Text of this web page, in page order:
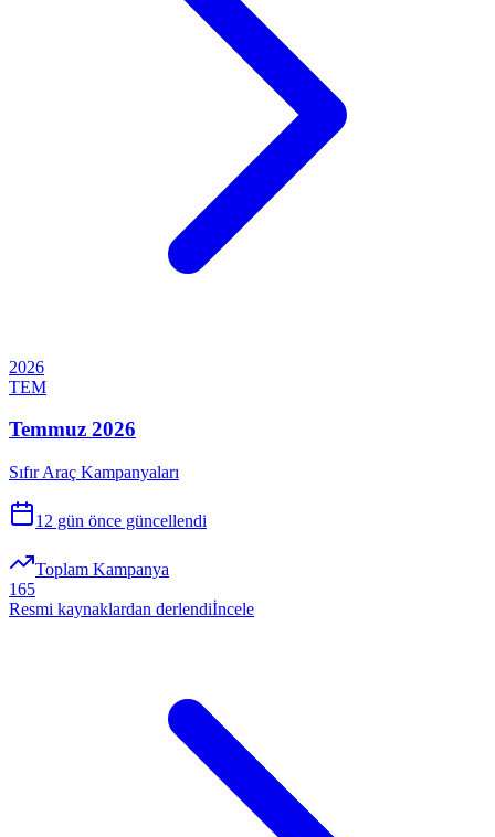
2026
TEM
Temmuz 2026
Sıfır Araç Kampanyaları
12 gün önce güncellendi
Toplam Kampanya
165
Resmi kaynaklardan derlendiİncele